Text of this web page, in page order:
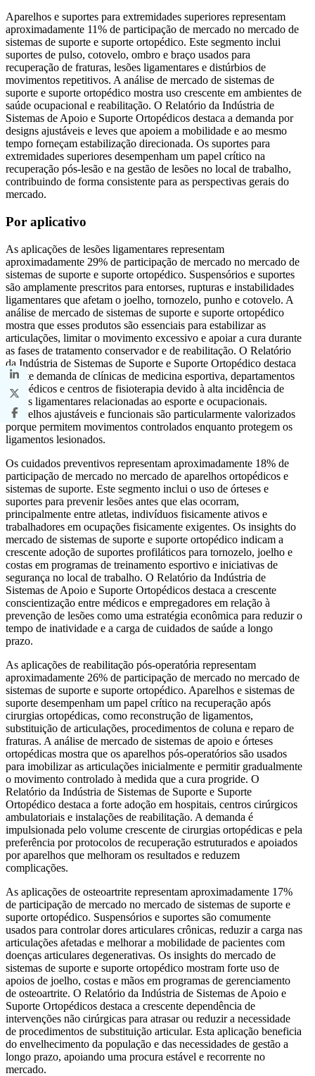
Aparelhos e suportes para extremidades superiores representam
aproximadamente 11% de participação de mercado no mercado de
sistemas de suporte e suporte ortopédico. Este segmento inclui
suportes de pulso, cotovelo, ombro e braço usados ​​para
recuperação de fraturas, lesões ligamentares e distúrbios de
movimentos repetitivos. A análise de mercado de sistemas de
suporte e suporte ortopédico mostra uso crescente em ambientes de
saúde ocupacional e reabilitação. O Relatório da Indústria de
Sistemas de Apoio e Suporte Ortopédicos destaca a demanda por
designs ajustáveis ​​e leves que apoiem a mobilidade e ao mesmo
tempo forneçam estabilização direcionada. Os suportes para
extremidades superiores desempenham um papel crítico na
recuperação pós-lesão e na gestão de lesões no local de trabalho,
contribuindo de forma consistente para as perspectivas gerais do
mercado.
Por aplicativo
As aplicações de lesões ligamentares representam
aproximadamente 29% de participação de mercado no mercado de
sistemas de suporte e suporte ortopédico. Suspensórios e suportes
são amplamente prescritos para entorses, rupturas e instabilidades
ligamentares que afetam o joelho, tornozelo, punho e cotovelo. A
análise de mercado de sistemas de suporte e suporte ortopédico
mostra que esses produtos são essenciais para estabilizar as
articulações, limitar o movimento excessivo e apoiar a cura durante
as fases de tratamento conservador e de reabilitação. O Relatório
da Indústria de Sistemas de Suporte e Suporte Ortopédico destaca
a forte demanda de clínicas de medicina esportiva, departamentos
ortopédicos e centros de fisioterapia devido à alta incidência de
lesões ligamentares relacionadas ao esporte e ocupacionais.
Aparelhos ajustáveis ​​e funcionais são particularmente valorizados
porque permitem movimentos controlados enquanto protegem os
ligamentos lesionados.
Os cuidados preventivos representam aproximadamente 18% de
participação de mercado no mercado de aparelhos ortopédicos e
sistemas de suporte. Este segmento inclui o uso de órteses e
suportes para prevenir lesões antes que elas ocorram,
principalmente entre atletas, indivíduos fisicamente ativos e
trabalhadores em ocupações fisicamente exigentes. Os insights do
mercado de sistemas de suporte e suporte ortopédico indicam a
crescente adoção de suportes profiláticos para tornozelo, joelho e
costas em programas de treinamento esportivo e iniciativas de
segurança no local de trabalho. O Relatório da Indústria de
Sistemas de Apoio e Suporte Ortopédicos destaca a crescente
conscientização entre médicos e empregadores em relação à
prevenção de lesões como uma estratégia econômica para reduzir o
tempo de inatividade e a carga de cuidados de saúde a longo
prazo.
As aplicações de reabilitação pós-operatória representam
aproximadamente 26% de participação de mercado no mercado de
sistemas de suporte e suporte ortopédico. Aparelhos e sistemas de
suporte desempenham um papel crítico na recuperação após
cirurgias ortopédicas, como reconstrução de ligamentos,
substituição de articulações, procedimentos de coluna e reparo de
fraturas. A análise de mercado de sistemas de apoio e órteses
ortopédicas mostra que os aparelhos pós-operatórios são usados ​​
para imobilizar as articulações inicialmente e permitir gradualmente
o movimento controlado à medida que a cura progride. O
Relatório da Indústria de Sistemas de Suporte e Suporte
Ortopédico destaca a forte adoção em hospitais, centros cirúrgicos
ambulatoriais e instalações de reabilitação. A demanda é
impulsionada pelo volume crescente de cirurgias ortopédicas e pela
preferência por protocolos de recuperação estruturados e apoiados
por aparelhos que melhoram os resultados e reduzem
complicações.
As aplicações de osteoartrite representam aproximadamente 17%
de participação de mercado no mercado de sistemas de suporte e
suporte ortopédico. Suspensórios e suportes são comumente
usados ​​para controlar dores articulares crônicas, reduzir a carga nas
articulações afetadas e melhorar a mobilidade de pacientes com
doenças articulares degenerativas. Os insights do mercado de
sistemas de suporte e suporte ortopédico mostram forte uso de
apoios de joelho, costas e mãos em programas de gerenciamento
de osteoartrite. O Relatório da Indústria de Sistemas de Apoio e
Suporte Ortopédicos destaca a crescente dependência de
intervenções não cirúrgicas para atrasar ou reduzir a necessidade
de procedimentos de substituição articular. Esta aplicação beneficia
do envelhecimento da população e das necessidades de gestão a
longo prazo, apoiando uma procura estável e recorrente no
mercado.